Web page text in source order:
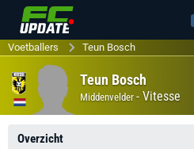
Voetballers Teun Bosch
Teun Bosch
Middenvelder - Vitesse
Overzicht